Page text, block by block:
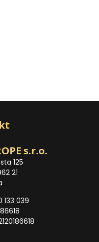
s.r.o.
125
21
133 039